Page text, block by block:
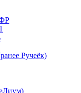
Ручеёк)